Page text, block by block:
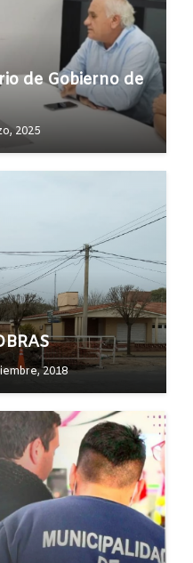
de Gobierno de
2025
2018